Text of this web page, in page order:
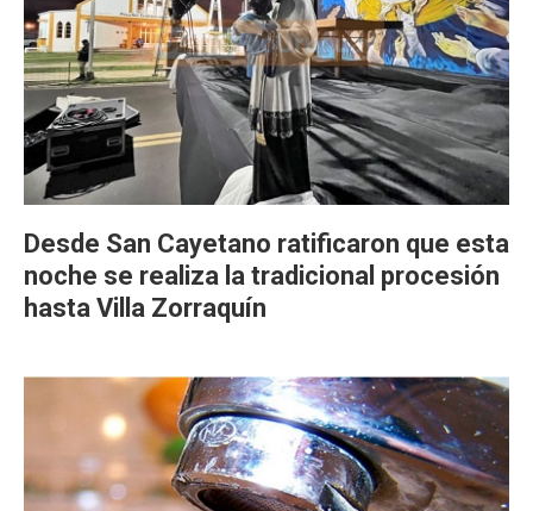
Desde San Cayetano ratificaron que esta
noche se realiza la tradicional procesión
hasta Villa Zorraquín